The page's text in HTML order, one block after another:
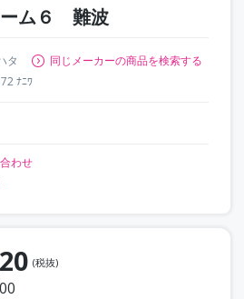
ム６ 難波
タ
同じメーカーの商品を検索する
ﾅﾆﾜ
わせ
(税抜)